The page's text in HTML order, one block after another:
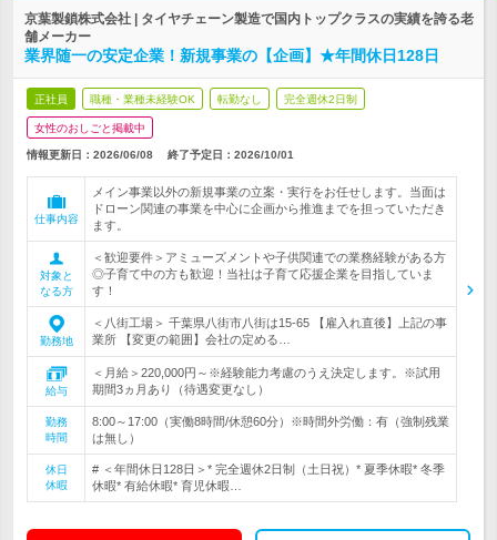
京葉製鎖株式会社 | タイヤチェーン製造で国内トップクラスの実績を誇る老
舗メーカー
業界随一の安定企業！新規事業の【企画】★年間休日128日
正社員 職種・業種未経験OK 転勤なし 完全週休2日制
女性のおしごと掲載中
情報更新日：2026/06/08 終了予定日： 2026/10/01
仕事内容
メイン事業以外の新規事業の立案・実行をお任せします。当面は
ドローン関連の事業を中心に企画から推進までを担っていただき
ます。
対象と
なる方
＜歓迎要件＞アミューズメントや子供関連での業務経験がある方
◎子育て中の方も歓迎！当社は子育て応援企業を目指していま
す！
勤務地
＜八街工場＞ 千葉県八街市八街は15-65 【雇入れ直後】上記の事
業所 【変更の範囲】会社の定める…
給与
＜月給＞220,000円～※経験能力考慮のうえ決定します。※試用
期間3ヵ月あり（待遇変更なし）
勤務
時間
8:00～17:00（実働8時間/休憩60分）※時間外労働：有（強制残業
は無し）
休日
休暇
# ＜年間休日128日＞* 完全週休2日制（土日祝）* 夏季休暇* 冬季
休暇* 有給休暇* 育児休暇…